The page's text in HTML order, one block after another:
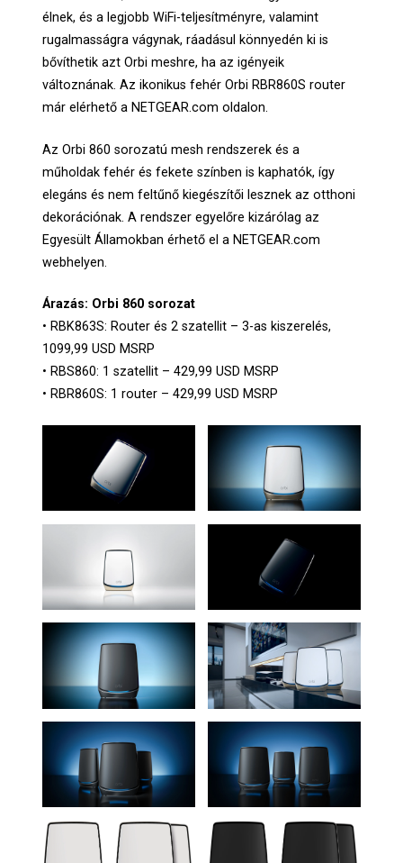
élnek, és a legjobb WiFi-teljesítményre, valamint
rugalmasságra vágynak, ráadásul könnyedén ki is
bővíthetik azt Orbi meshre, ha az igényeik
változnának. Az ikonikus fehér Orbi RBR860S router
már elérhető a NETGEAR.com oldalon.
Az Orbi 860 sorozatú mesh rendszerek és a
műholdak fehér és fekete színben is kaphatók, így
elegáns és nem feltűnő kiegészítői lesznek az otthoni
dekorációnak. A rendszer egyelőre kizárólag az
Egyesült Államokban érhető el a NETGEAR.com
webhelyen.
Árazás: Orbi 860 sorozat
• RBK863S: Router és 2 szatellit – 3-as kiszerelés,
1099,99 USD MSRP
• RBS860: 1 szatellit – 429,99 USD MSRP
• RBR860S: 1 router – 429,99 USD MSRP